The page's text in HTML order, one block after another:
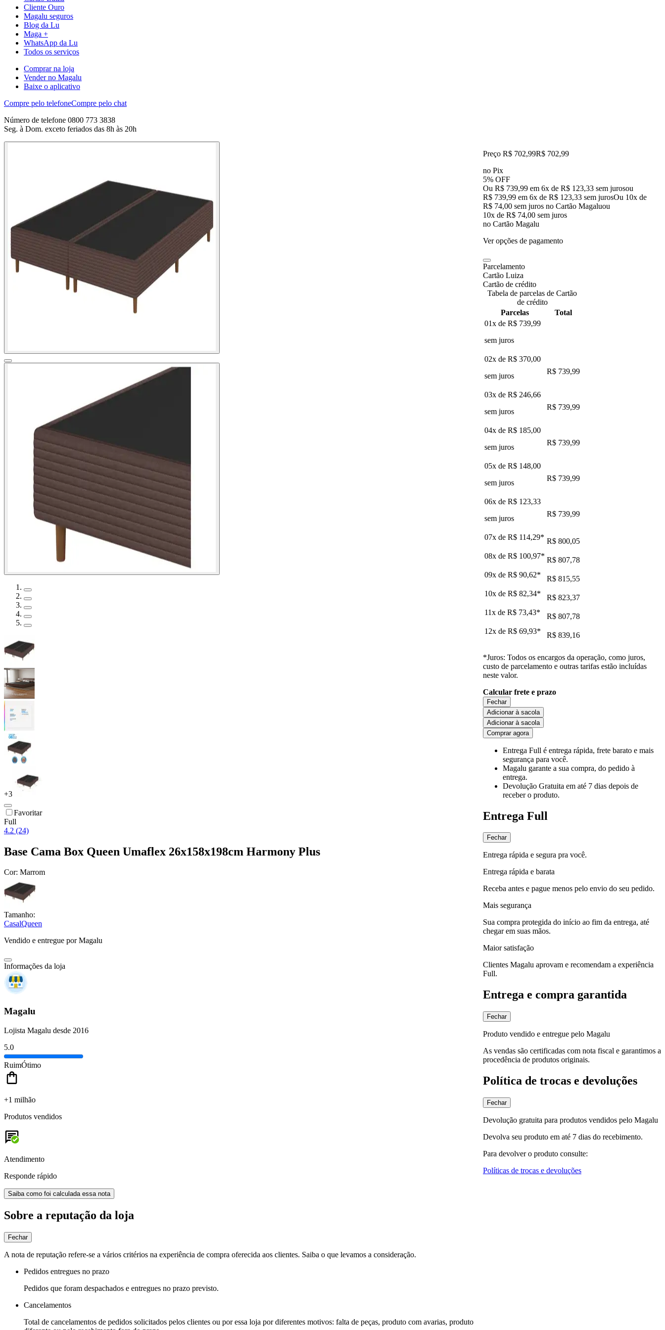
Cliente Ouro
Magalu seguros
Blog da Lu
Maga +
WhatsApp da Lu
Todos os serviços
Comprar na loja
Vender no Magalu
Baixe o aplicativo
Compre pelo telefoneCompre pelo chat
Número de telefone 0800 773 3838
Seg. à Dom. exceto feriados das 8h às 20h
+3
Favoritar
Full
4.2 (24)
Base Cama Box Queen Umaflex 26x158x198cm Harmony Plus
Cor: Marrom
Tamanho:
CasalQueen
Vendido e entregue por Magalu
Informações da loja
Magalu
Lojista Magalu desde 2016
5.0
RuimÓtimo
+1 milhão
Produtos vendidos
Atendimento
Responde rápido
Saiba como foi calculada essa nota
Sobre a reputação da loja
Fechar
A nota de reputação refere-se a vários critérios na experiência de compra oferecida aos clientes. Saiba o que levamos a consideração.
Pedidos entregues no prazo
Pedidos que foram despachados e entregues no prazo previsto.
Cancelamentos
Total de cancelamentos de pedidos solicitados pelos clientes ou por essa loja por diferentes motivos: falta de peças, produto com avarias, produto
Preço R$ 702,99R$ 702,99
no Pix
5% OFF
Ou R$ 739,99 em 6x de R$ 123,33 sem jurosou
R$ 739,99 em 6x de R$ 123,33 sem jurosOu 10x de
R$ 74,00 sem juros no Cartão Magaluou
10x de R$ 74,00 sem juros
no Cartão Magalu
Ver opções de pagamento
Parcelamento
Cartão Luiza
Cartão de crédito
Tabela de parcelas de Cartão
de crédito
Parcelas
Total
01x de R$ 739,99
sem juros
02x de R$ 370,00
sem juros
R$ 739,99
03x de R$ 246,66
sem juros
R$ 739,99
04x de R$ 185,00
sem juros
R$ 739,99
05x de R$ 148,00
sem juros
R$ 739,99
06x de R$ 123,33
sem juros
R$ 739,99
07x de R$ 114,29* R$ 800,05
08x de R$ 100,97* R$ 807,78
09x de R$ 90,62*
R$ 815,55
10x de R$ 82,34*
R$ 823,37
11x de R$ 73,43*
R$ 807,78
12x de R$ 69,93* R$ 839,16
*Juros: Todos os encargos da operação, como juros,
custo de parcelamento e outras tarifas estão incluídas
neste valor.
Calcular frete e prazo
Fechar
Adicionar à sacola
Adicionar à sacola
Comprar agora
Entrega Full é entrega rápida, frete barato e mais
segurança para você.
Magalu garante a sua compra, do pedido à
entrega.
Devolução Gratuita em até 7 dias depois de
receber o produto.
Entrega Full
Fechar
Entrega rápida e segura pra você.
Entrega rápida e barata
Receba antes e pague menos pelo envio do seu pedido.
Mais segurança
Sua compra protegida do início ao fim da entrega, até
chegar em suas mãos.
Maior satisfação
Clientes Magalu aprovam e recomendam a experiência
Full.
Entrega e compra garantida
Fechar
Produto vendido e entregue pelo Magalu
As vendas são certificadas com nota fiscal e garantimos a
procedência de produtos originais.
Política de trocas e devoluções
Fechar
Devolução gratuita para produtos vendidos pelo Magalu
Devolva seu produto em até 7 dias do recebimento.
Para devolver o produto consulte:
Políticas de trocas e devoluções